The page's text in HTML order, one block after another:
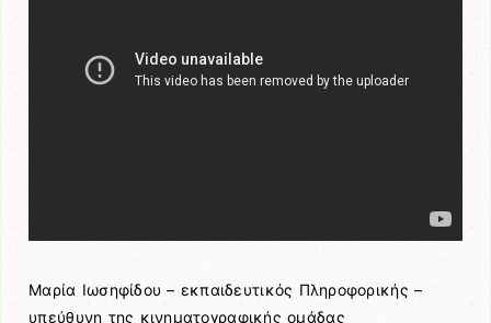
Μαρία Ιωσηφίδου – εκπαιδευτικός Πληροφορικής –
υπεύθυνη της κινηματογραφικής ομάδας